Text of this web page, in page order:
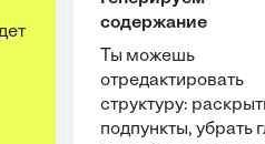
содержание
Ты можешь
отредактировать
структуру:
подпункты, убрать